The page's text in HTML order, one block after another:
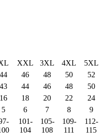
XXL 3XL 4XL
5XL
44 46 48 50
52
43 44 46 48
50
16 18 20 22
24
5 6 7 8
9
101-
104
105-
108
109-
111
112-
115